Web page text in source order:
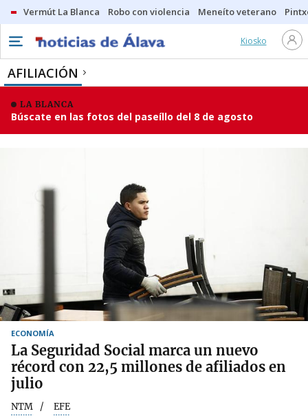
Vermút La Blanca Robo con violencia Meneíto veterano
Kiosko
AFILIACIÓN
LA BLANCA
Búscate en las fotos del paseíllo del 8 de agosto
ECONOMÍA
La Seguridad Social marca un nuevo
récord con 22,5 millones de afiliados en
julio
NTM EFE